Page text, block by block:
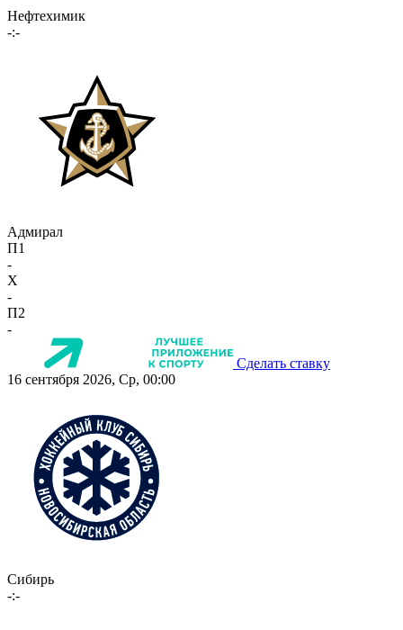
Нефтехимик
-:-
Адмирал
П1
-
X
-
П2
-
Сделать ставку
16 сентября 2026, Ср, 00:00
Сибирь
-:-